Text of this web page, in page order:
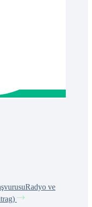
Radyo ve